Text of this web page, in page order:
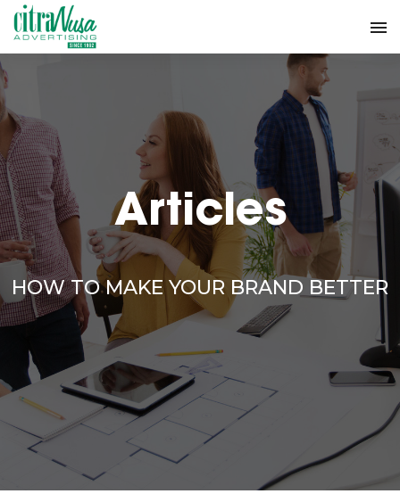
Articles
HOW TO MAKE YOUR BRAND BETTER